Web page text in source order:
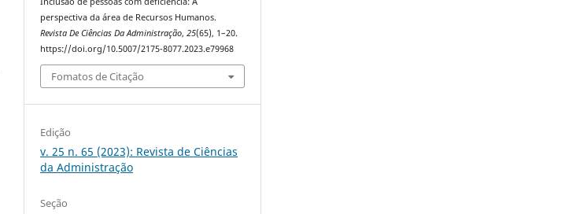
perspectiva da área de Recursos Humanos.
Revista De Ciências Da Administração,25(65), 1–20.
https://doi.org/10.5007/2175-8077.2023.e79968
Fomatos de Citação
Edição
v. 25 n. 65 (2023): Revista de Ciências
da Administração
Seção